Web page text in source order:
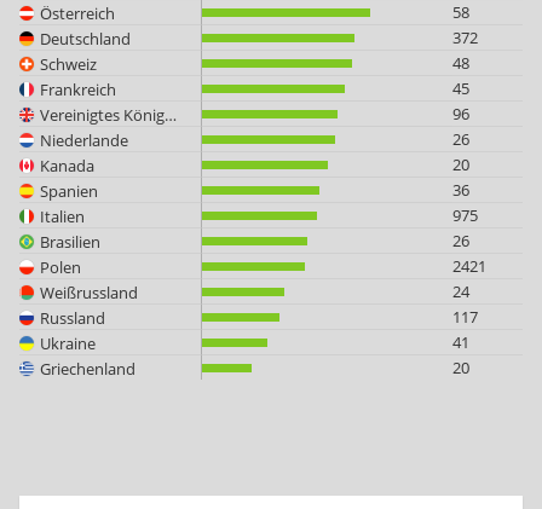
Österreich
58
Deutschland
372
Schweiz
48
Frankreich
45
Vereinigtes Königreich
96
Niederlande
26
Kanada
20
Spanien
36
Italien
975
Brasilien
26
Polen
2421
Weißrussland
24
Russland
117
Ukraine
41
Griechenland
20